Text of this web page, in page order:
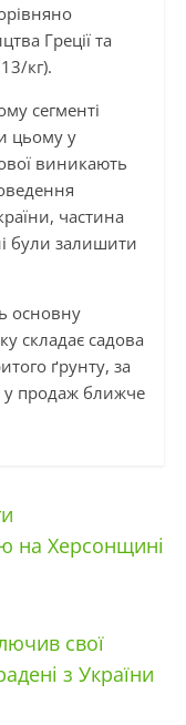
Греції та
кг).
сегменті
цьому у
виникають
частина
були залишити
основну
складає садова
ґрунту, за
у продаж ближче
на Херсонщині
свої
з України